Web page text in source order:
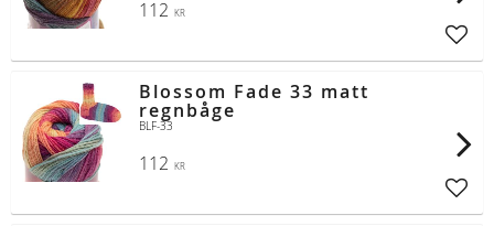
112 KR
Blossom Fade 33 matt
regnbåge
BLF-33
112 KR